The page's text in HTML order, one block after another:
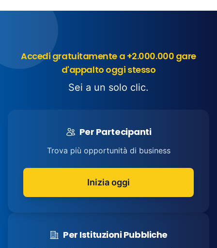
Accedi gratuitamente a +2.000.000 gare
d'appalto oggi stesso
Sei a un solo clic.
Per Partecipanti
Trova più opportunità di business
Inizia oggi
Per Istituzioni Pubbliche